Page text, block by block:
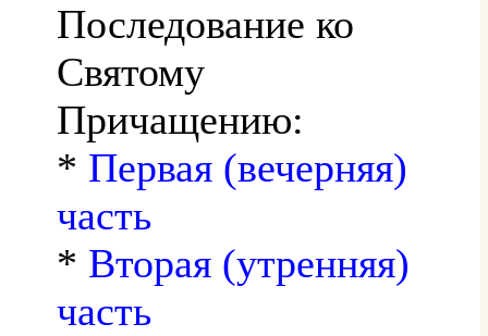
Последование ко
Святому
Причащению:
* Первая (вечерняя)
часть
* Вторая (утренняя)
часть